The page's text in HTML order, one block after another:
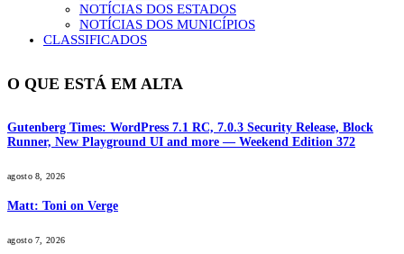
NOTÍCIAS DOS ESTADOS
NOTÍCIAS DOS MUNICÍPIOS
CLASSIFICADOS
O QUE ESTÁ EM ALTA
Gutenberg Times: WordPress 7.1 RC, 7.0.3 Security Release, Block
Runner, New Playground UI and more — Weekend Edition 372
agosto 8, 2026
Matt: Toni on Verge
agosto 7, 2026